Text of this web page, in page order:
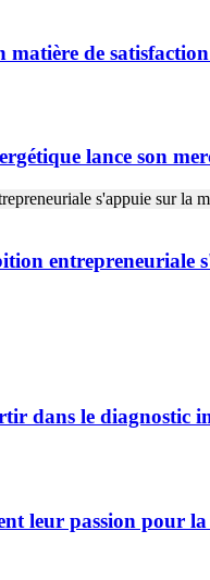
matière de
lance son
entrepreneuriale
dans le diagnostic
leur passion pour